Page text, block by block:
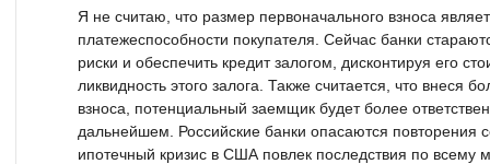
Я не считаю, что размер первоначального взноса
платежеспособности покупателя. Сейчас банки
риски и обеспечить кредит залогом, дисконтируя его
ликвидность этого залога. Также считается, что внеся
взноса, потенциальный заемщик будет более
дальнейшем. Российские банки опасаются повторения
ипотечный кризис в США повлек последствия по всему